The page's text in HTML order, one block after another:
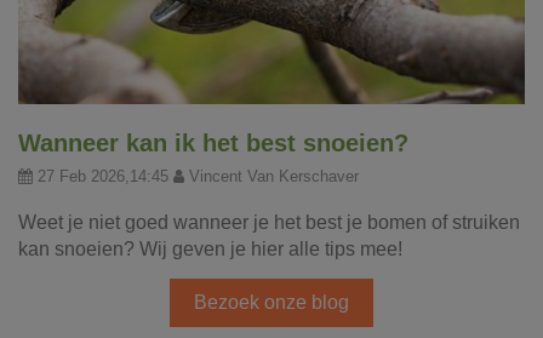
Wanneer kan ik het best snoeien?
27 Feb 2026,14:45 Vincent Van Kerschaver
Weet je niet goed wanneer je het best je bomen of struiken
kan snoeien? Wij geven je hier alle tips mee!
Bezoek onze blog